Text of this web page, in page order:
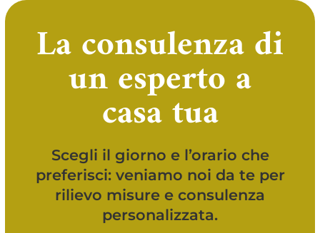
La consulenza di
un esperto a
casa tua
Scegli il giorno e l’orario che
preferisci: veniamo noi da te per
rilievo misure e consulenza
personalizzata.